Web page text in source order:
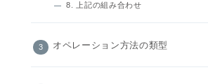
8. 上記の組み合わせ
オペレーション方法の類型